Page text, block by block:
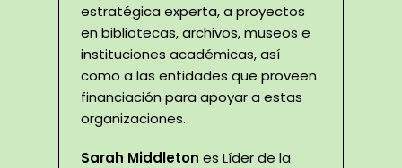
estratégica experta, a proyectos
en bibliotecas, archivos, museos e
instituciones académicas, así
como a las entidades que proveen
financiación para apoyar a estas
organizaciones.
Sarah Middleton es Líder de la